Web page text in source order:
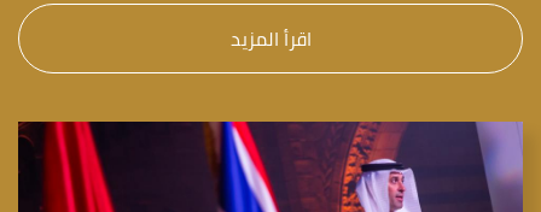
اقرأ المزيد